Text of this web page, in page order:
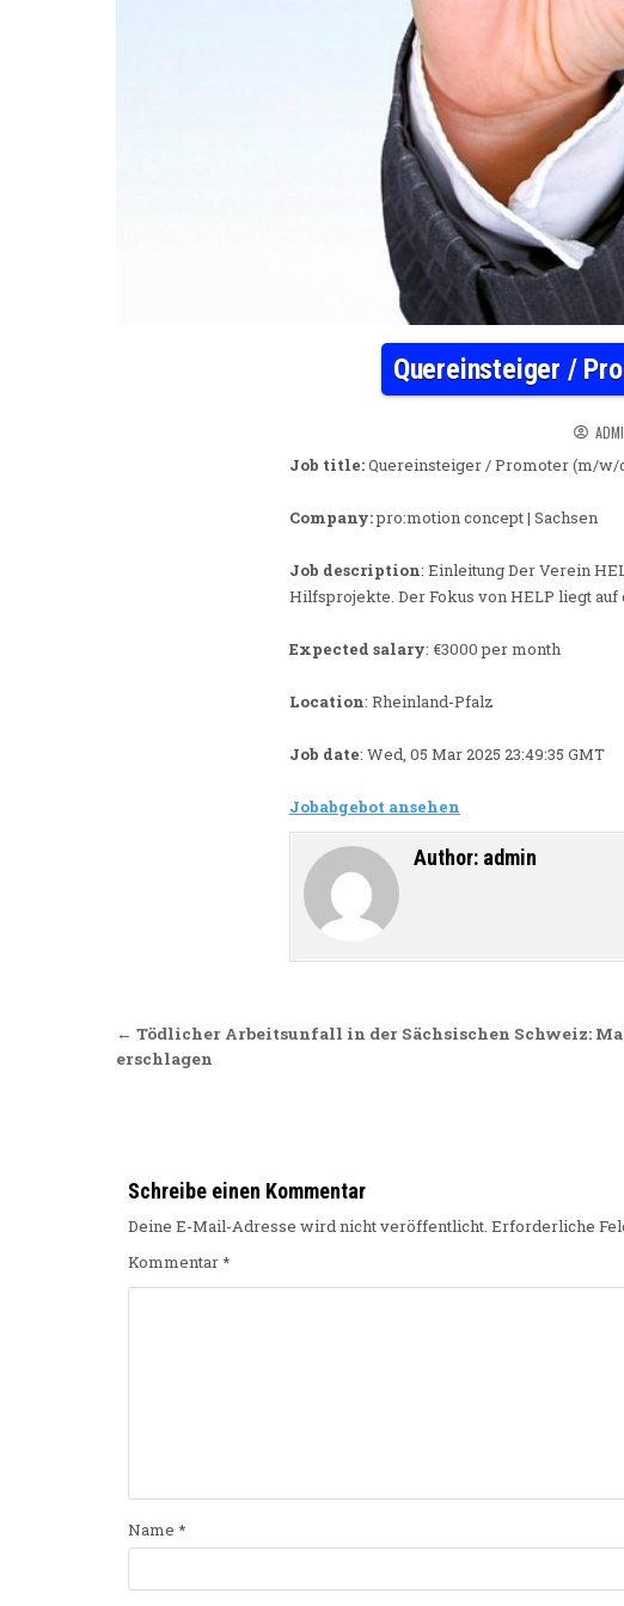
Quereinsteiger /
Job title:Quereinsteiger / Promoter (m/
Company:pro:motion concept | Sachsen
Job description: Einleitung Der Verein
Hilfsprojekte. Der Fokus von HELP liegt
Expected salary: €3000 per month
Location: Rheinland-Pfalz
Job date: Wed, 05 Mar 2025 23:49:35 GMT
Jobabgebot ansehen
Author: admin
Beitragsnavigation
← Tödlicher Arbeitsunfall in der Sächsischen Schweiz:
erschlagen
Schreibe einen Kommentar
Deine E-Mail-Adresse wird nicht veröffentlicht. Erforderliche
Kommentar*
Name *